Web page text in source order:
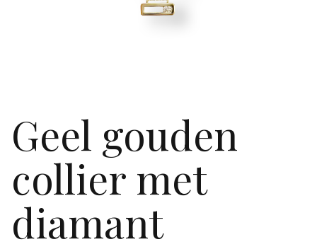
Geel gouden
collier met
diamant